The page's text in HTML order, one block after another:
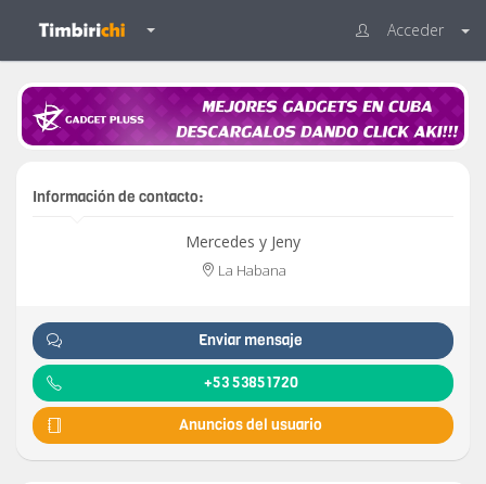
Acceder
Información de contacto:
Mercedes y Jeny
La Habana
Enviar mensaje
+53 53851720
Anuncios del usuario